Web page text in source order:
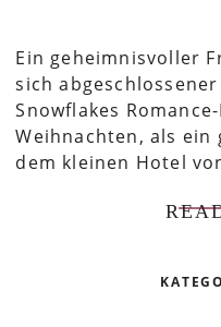
Ein geheimnisvoller
sich
Snowflakes
Weihnachten, als ein
dem kleinen Hotel